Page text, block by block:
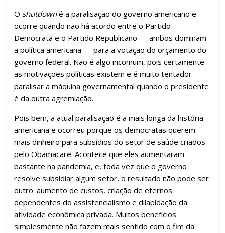
O shutdowné a paralisação do governo americano e
ocorre quando não há acordo entre o Partido
Democrata e o Partido Republicano — ambos dominam
a política americana — para a votação do orçamento do
governo federal. Não é algo incomum, pois certamente
as motivações políticas existem e é muito tentador
paralisar a máquina governamental quando o presidente
é da outra agremiação.
Pois bem, a atual paralisação é a mais longa da história
americana e ocorreu porque os democratas querem
mais dinheiro para subsídios do setor de saúde criados
pelo Obamacare. Acontece que eles aumentaram
bastante na pandemia, e, toda vez que o governo
resolve subsidiar algum setor, o resultado não pode ser
outro: aumento de custos, criação de eternos
dependentes do assistencialismo e dilapidação da
atividade econômica privada. Muitos benefícios
simplesmente não fazem mais sentido com o fim da